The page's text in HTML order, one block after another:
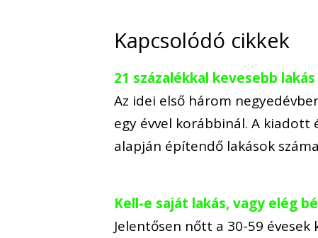
Kapcsolódó cikkek
21 százalékkal kevesebb
Az idei első három
egy évvel korábbinál. A kiadott
alapján építendő lakások
Kell-e saját lakás, vagy elég
Jelentősen nőtt a 30-59